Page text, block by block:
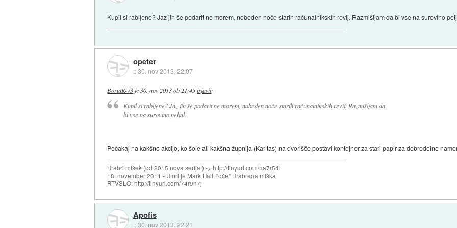
Kupil si rabljene? Jaz jih še podarit ne morem, nobeden noče starih računalnikskih revij. Razmišljam da bi vse na surovino
opeter
::30. nov 2013, 22:07
BorutK-73je30. nov 2013 ob 21:45 izjavil:
Kupil si rabljene? Jaz jih še podarit ne morem, nobeden noče starih računalnikskih revij. Razmišljam da
bi vse na surovino peljal.
Počakaj na kakšno akcijo, ko šole ali kakšna župnija (Karitas) na dvorišče postavi kontejner za stari papir za dobrodelne
Hrabri mišek (od 2015 nova serija!) -> http://tinyurl.com/na7r54l
18. november 2011 - Umrl je Mark Hall, "oče" Hrabrega miška
RTVSLO: http://tinyurl.com/74r9n7j
Apofis
::30. nov 2013, 22:21